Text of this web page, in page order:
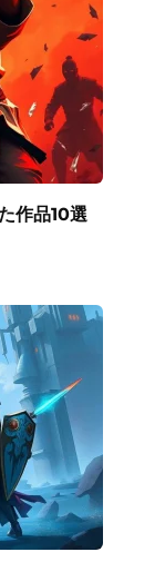
作品10選